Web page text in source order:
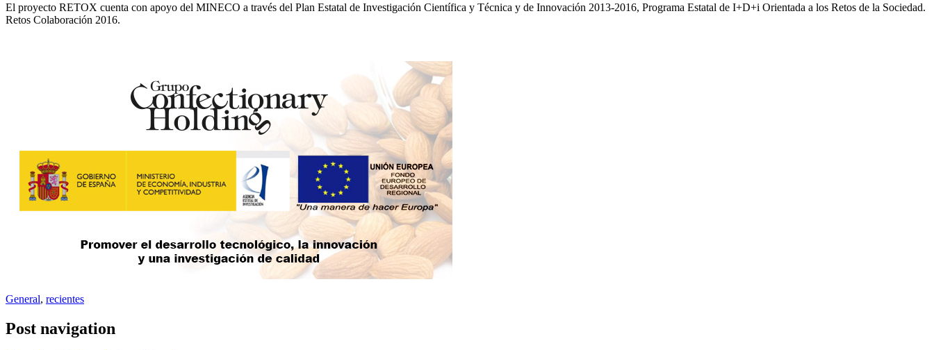
El proyecto RETOX cuenta con apoyo del MINECO a través del Plan Estatal de Investigación Científica y Técnica y de Innovación 2013-2016, Programa Estatal de I+D+i Orientada a los Retos de la Sociedad.
Retos Colaboración 2016.
General, recientes
Post navigation